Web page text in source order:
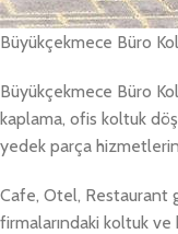
Büyükçekmece Büro
Büyükçekmece Büro
kaplama, ofis koltuk
yedek parça
Cafe, Otel, Restaurant
firmalarındaki koltuk